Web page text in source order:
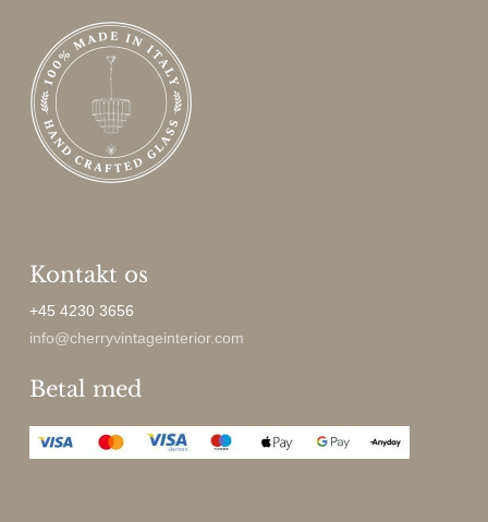
Kontakt os
+45 4230 3656
info@cherryvintageinterior.com
Betal med